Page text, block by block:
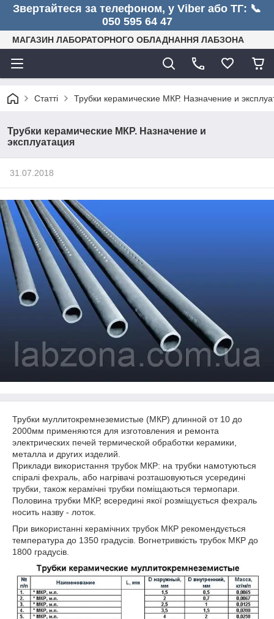
Звертайтеся за телефоном, у Viber або ТГ: 📞
050 595 64 47
МАГАЗИН ЛАБОРАТОРНОГО ОБЛАДНАННЯ ЛАБЗОНА
Статті Трубки керамические МКР. Назначение и
Трубки керамические МКР. Назначение и
эксплуатация
31.07.2018
Трубки муллитокремнеземистые (МКР) длинной от 10 до
2000мм применяются для изготовления и ремонта
электрических печей термической обработки керамики,
металла и других изделий.
Приклади використання трубок МКР: на трубки намотуються
спіралі фехраль, або нагрівачі розташовуються усередині
трубки, також керамічні трубки поміщаються термопари.
Половина трубки МКР, всередині якої розміщується фехраль
носить назву - лоток.
При використанні керамічних трубок МКР рекомендується
температура до 1350 градусів. Вогнетривкість трубок МКР до
1800 градусів.